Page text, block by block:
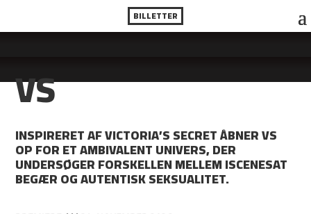
BILLETTER
VS
INSPIRERET AF VICTORIA’S SECRET ÅBNER VS
OP FOR ET AMBIVALENT UNIVERS, DER
UNDERSØGER FORSKELLEN MELLEM ISCENESAT
BEGÆR OG AUTENTISK SEKSUALITET.